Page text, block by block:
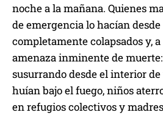
noche a la mañana. Quienes
de emergencia lo hacían
completamente colapsados y,
amenaza inminente de
susurrando desde el interior
huían bajo el fuego, niños
en refugios colectivos y